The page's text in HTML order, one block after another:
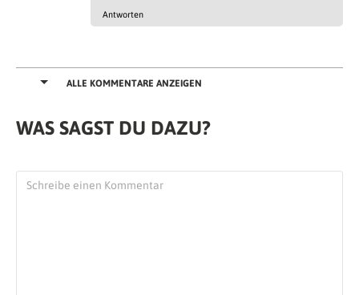
Antworten
ALLE KOMMENTARE ANZEIGEN
WAS SAGST DU DAZU?